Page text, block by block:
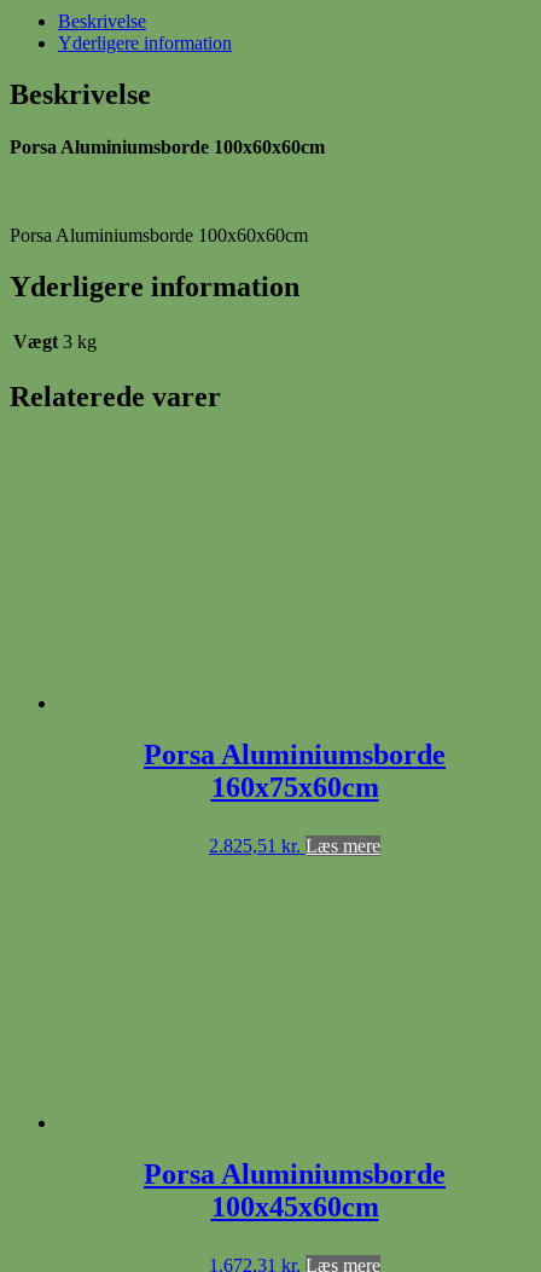
Beskrivelse
Yderligere information
Beskrivelse
Porsa Aluminiumsborde 100x60x60cm
Porsa Aluminiumsborde 100x60x60cm
Yderligere information
Vægt 3 kg
Relaterede varer
Porsa Aluminiumsborde
160x75x60cm
2.825,51 kr. Læs mere
Porsa Aluminiumsborde
100x45x60cm
1.672,31 kr. Læs mere